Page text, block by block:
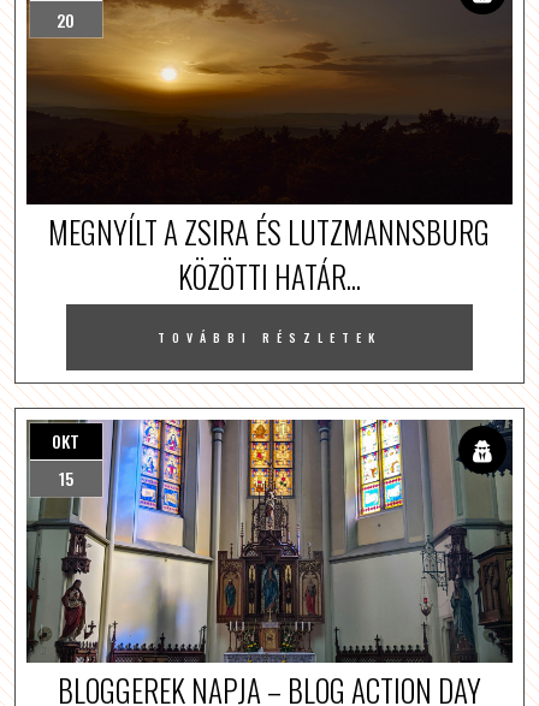
20
MEGNYÍLT A ZSIRA ÉS LUTZMANNSBURG
KÖZÖTTI HATÁR...
TOVÁBBI RÉSZLETEK
OKT
15
BLOGGEREK NAPJA – BLOG ACTION DAY